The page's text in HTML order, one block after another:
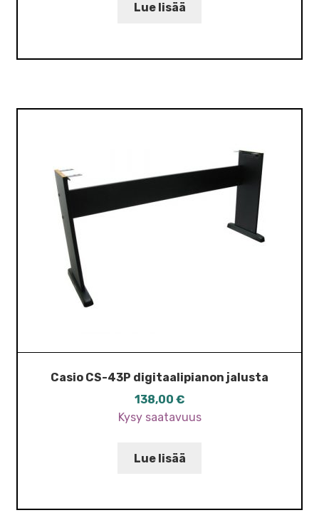
Lue lisää
Casio CS-43P digitaalipianon jalusta
138,00 €
Kysy saatavuus
Lue lisää